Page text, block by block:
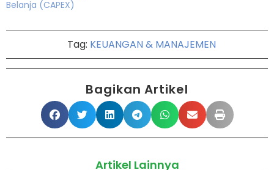
Belanja (CAPEX)
Tag: KEUANGAN & MANAJEMEN
Bagikan Artikel
Artikel Lainnya